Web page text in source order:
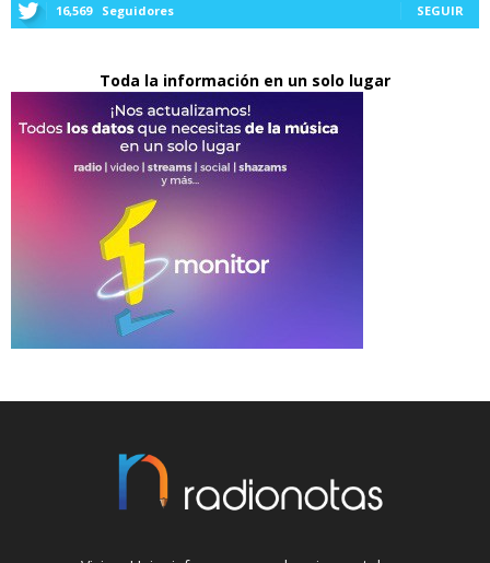
16,569 Seguidores SEGUIR
Toda la información en un solo lugar